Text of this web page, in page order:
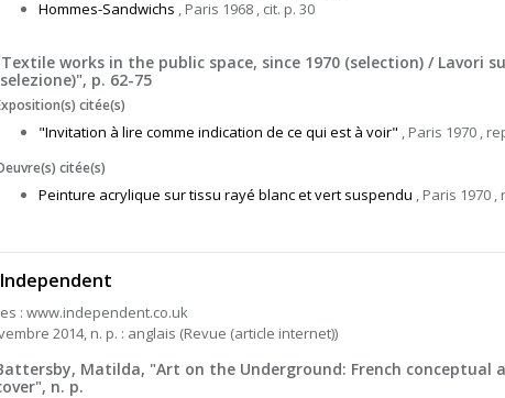
Hommes-Sandwichs , Paris 1968 , cit. p. 30
works in the public space, since 1970 (selection) / Lavori
p. 62-75
citée(s)
"Invitation à lire comme indication de ce qui est à voir" , Paris 1970 ,
citée(s)
Peinture acrylique sur tissu rayé blanc et vert suspendu , Paris 1970 ,
: www.independent.co.uk
2014, n. p. : anglais (Revue (article internet))
Matilda, "Art on the Underground: French conceptual
n. p.